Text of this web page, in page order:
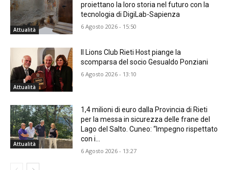
Attualità
proiettano la loro storia nel futuro con la
tecnologia di DigiLab-Sapienza
6 Agosto 2026 - 15:50
Attualità
Il Lions Club Rieti Host piange la
scomparsa del socio Gesualdo Ponziani
6 Agosto 2026 - 13:10
Attualità
1,4 milioni di euro dalla Provincia di Rieti
per la messa in sicurezza delle frane del
Lago del Salto. Cuneo: “Impegno rispettato
con i...
6 Agosto 2026 - 13:27